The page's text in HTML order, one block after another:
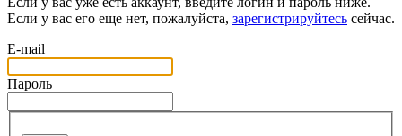
Если у вас его еще нет, пожалуйста, зарегистрируйтесь сейчас.
E-mail
Пароль